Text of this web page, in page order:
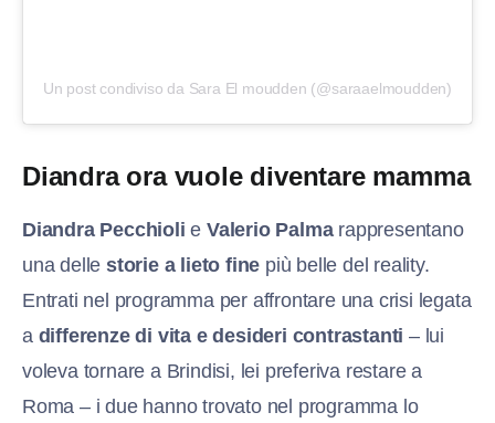
Un post condiviso da Sara El moudden (@saraaelmoudden)
Diandra ora vuole diventare mamma
Diandra Pecchioli eValerio Palmarappresentano
una delle storie a lieto fine più belle del reality.
Entrati nel programma per affrontare una crisi legata
a differenze di vita e desideri contrastanti – lui
voleva tornare a Brindisi, lei preferiva restare a
Roma – i due hanno trovato nel programma lo